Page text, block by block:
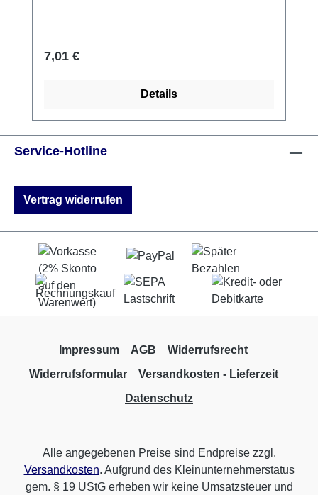
Figuren bespielbar Hersteller: Lena
Regulärer Preis:
7,01 €
Details
Service-Hotline
Vertrag widerrufen
Impressum AGB
Widerrufsrecht
Widerrufsformular
Versandkosten - Lieferzeit
Datenschutz
Alle angegebenen Preise sind Endpreise zzgl.
Versandkosten. Aufgrund des Kleinunternehmerstatus
gem. § 19 UStG erheben wir keine Umsatzsteuer und